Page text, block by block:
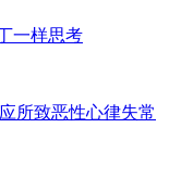
一样思考
所致恶性心律失常